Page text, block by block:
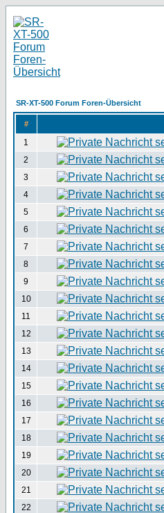
SR-XT-500 Forum Foren-Übersicht
#
1
2
3
4
5
6
7
8
9
10
11
12
13
14
15
16
17
18
19
20
21
22